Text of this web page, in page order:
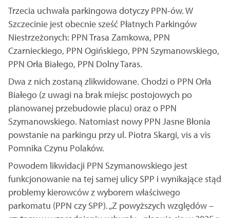
Trzecia uchwała parkingowa dotyczy PPN-ów. W
Szczecinie jest obecnie sześć Płatnych Parkingów
Niestrzeżonych: PPN Trasa Zamkowa, PPN
Czarnieckiego, PPN Ogińskiego, PPN Szymanowskiego,
PPN Orła Białego, PPN Dolny Taras.
Dwa z nich zostaną zlikwidowane. Chodzi o PPN Orła
Białego (z uwagi na brak miejsc postojowych po
planowanej przebudowie placu) oraz o PPN
Szymanowskiego. Natomiast nowy PPN Jasne Błonia
powstanie na parkingu przy ul. Piotra Skargi, vis a vis
Pomnika Czynu Polaków.
Powodem likwidacji PPN Szymanowskiego jest
funkcjonowanie na tej samej ulicy SPP i wynikające stąd
problemy kierowców z wyborem właściwego
parkomatu (PPN czy SPP). „Z powyższych względów –